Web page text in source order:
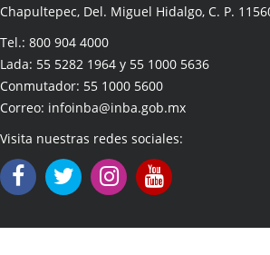
Chapultepec, Del. Miguel Hidalgo, C. P.
Tel.: 800 904 4000
Lada: 55 5282 1964 y 55 1000 5636
Conmutador: 55 1000 5600
Correo: infoinba@inba.gob.mx
Visita nuestras redes sociales: